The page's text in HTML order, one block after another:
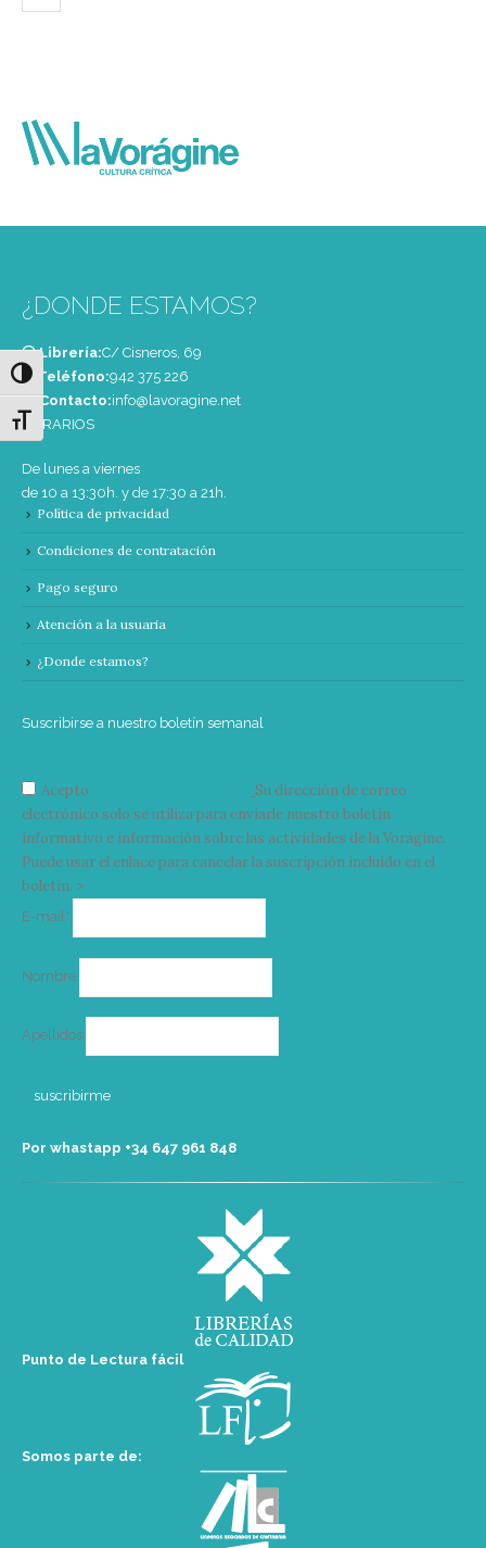
Alternar alto contraste
Alternar tamaño de letra
¿DONDE ESTAMOS?
Librería:C/ Cisneros, 69
Teléfono:‭942 375 226‬
Contacto:info@lavoragine.net
HORARIOS
De lunes a viernes
de 10 a 13:30h. y de 17:30 a 21h.
Política de privacidad
Condiciones de contratación
Pago seguro
Atención a la usuaria
¿Donde estamos?
Suscribirse a nuestro boletín semanal
Acepto
Su dirección de correo
electrónico solo se utiliza para enviarle nuestro boletín
informativo e información sobre las actividades de la Vorágine.
Puede usar el enlace para cancelar la suscripción incluido en el
boletín. >
E-mail*
Nombre
Apellidos
Por whastapp +34 ‭647 961 848‬
Punto de Lectura fácil
Somos parte de: